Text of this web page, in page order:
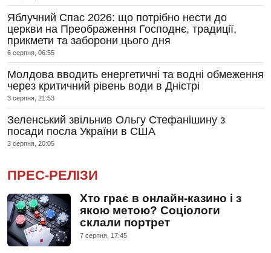
Яблучний Спас 2026: що потрібно нести до
церкви на Преображення Господнє, традиції,
прикмети та заборони цього дня
6 серпня, 06:55
Молдова вводить енергетичні та водні обмеження
через критичний рівень води в Дністрі
3 серпня, 21:53
Зеленський звільнив Ольгу Стефанішину з
посади посла України в США
3 серпня, 20:05
ПРЕС-РЕЛІЗИ
Хто грає в онлайн-казино і з
якою метою? Соціологи
склали портрет
7 серпня, 17:45